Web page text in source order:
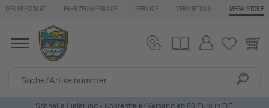
DER FREISTAAT FAHRZEUGVERKAUF SERVICE VERMIETUNG MEGA STORE